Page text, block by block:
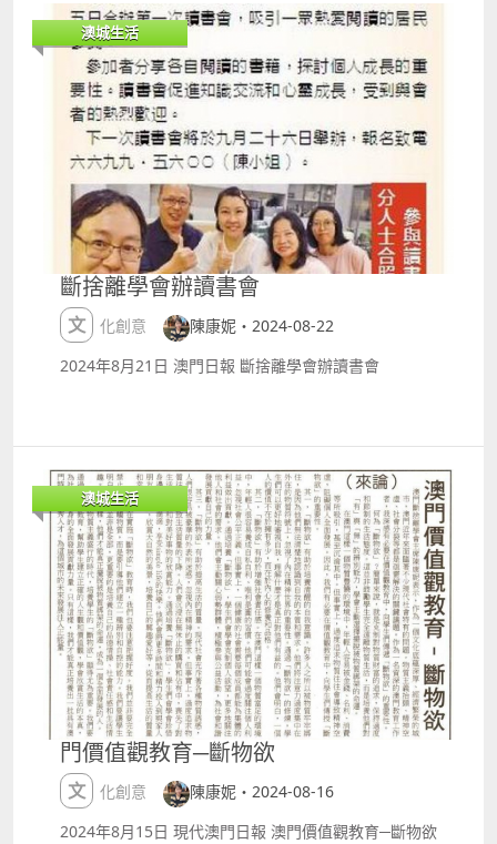
心的廚師團隊專精於壽司吧、鐵板燒和爐端燒，提供極
具視覺和味覺享受的餐飲體驗，並有季節限定的厨師發
辦套餐，讓你品嚐新鮮海鮮和頂級和牛。 詳情及預訂：
httpswww.studiocitymacau.comtcdiningkiku 「天
政」 從東京引進的正宗天婦羅技藝，總廚野口武則精選
當季最佳食材，每週分五次從日本進口，確保每一道天
婦羅都鮮美非凡。在傳統榻榻米坐席或私人貴賓廳中，
你可以一邊品嚐，一邊欣賞澳門美景。 詳情及預訂：
httpswww.altiramacau.comtcdiningTenmasa#All
「金滿御苑」 川湘渝菜以其獨特的辣味聞名全球，但在
這裡，其魅力遠超辛辣。搭配精選的山珍海味和季節蔬
果，每道菜都精心調配辛麻、咸鮮、酸爽、甘香，呈現
多層次的味覺享受。從清爽的涼菜到濃郁的熱葷，再到
滋養的湯品，每一口都是對味覺的極致挑战，讓人回味
無窮。 詳情及預訂：
httpswww.cityofdreamsmacau.comtcdinechineseji
扭蛋機等各式玩樂設施，孩子們可以盡情玩耍和探索。
門票有效期為2024年9月08日至10月31日。 再提提大
家，9月8號當日去港澳首間杜比影院睇戲即送小食套
餐，立即約埋朋友或另一半去影滙戲院，體驗頂級影音
享受！ 免費註冊加入「新濠風尚」會員，享受更多精彩
優惠！每個月 8 號就有大把着數等緊你，會員更可於其
他日子享受各式禮遇，例如餐廳9折優惠、演唱會優先
購票、購物特別優惠等，一齊鎖定「新濠風尚」濠食、
濠玩、濠享受！ 會員註冊連結： httpss.ctm.netAFcjn
童夢天地購票連結：httpss.ctm.netN1br9
800）、（星期日 晚上700） 地點：倫敦人綜藝館 門票
價錢 澳門幣港幣： $1680 $1380 $980 $680 詳情：
httpshk.londonermacao.commacaueventsshowslin
feng2024.html 品冠 ｜《不如我們今天見》世界巡迴
演唱會 澳門站 日期及時間：2024年9月7日（星期六）
晚上800 地點：「澳門百老匯」ndash;百老匯舞台 門
票價錢 澳門幣港幣： $1,280 $980 $780 $580 $380 詳
情：
httpswww.broadwaymacau.com.mozhhanteventvi
ctorwongseeyoutoday2024concerttourmacau
10CM ｜2024 Asia tour in Macau 日期及時間：2024
年9月15日（星期日）下午600 地點：「澳門百老匯
trade;」 百老匯 門票價錢 澳門幣港幣： $1,180 $980
$880 $580 $480 詳情：
httpswww.broadwaymacau.com.mozhhantevent20
2410cmasiatourmacau aespa ｜ 2024 aespa LIVE
httpswww.studiocitymacau.comtcoffer2024aespali
vetoursynkparallellineinmacau 李克勤 ｜ 我們的交
響樂演唱會 日期及時間：2024年9月21至22日（星期
六、日）晚上800、晚上700 地點：倫敦人綜藝館 門票
價錢 澳門幣港幣： $1,680 $1,380 $980 $580 詳情：
httpshk.londonermacao.commacaueventsshowsha
ckenlee2024.html LingOrm ｜ LingOrm 1st Fan
Meeting in Macau 日期及時間：2024年9月21日（星
期六）下午600 地點：「澳門百老匯trade;」 百老匯舞
台 門票價錢 澳門幣港幣： $1,888 $1,488 $988 詳情：
httpswww.broadwaymacau.com.mozhhanteventlin
gorm1sfanmeetingmacau DaouOffroad ｜ Century
of Love DaouOffroad 2024 Fan Meeting in Macau
日期及時間：2024年9月21日（星期六）下午200 地
點：澳門旅遊塔4樓 門票價錢 澳門幣人民幣： $1,688
$988 詳情：
澳城生活
斷捨離學會辦讀書會
文化創意
陳康妮・2024-08-22
2024年8月21日 澳門日報 斷捨離學會辦讀書會
澳城生活
門價值觀教育─斷物欲
文化創意
陳康妮・2024-08-16
2024年8月15日 現代澳門日報 澳門價值觀教育─斷物欲